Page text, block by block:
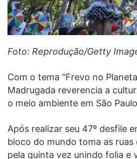
Foto: Reprodução/Getty
Com o tema “Frevo no
Madrugada reverencia a
o meio ambiente em São
Após realizar seu 47º desfile
bloco do mundo toma as ruas
pela quinta vez unindo folia e